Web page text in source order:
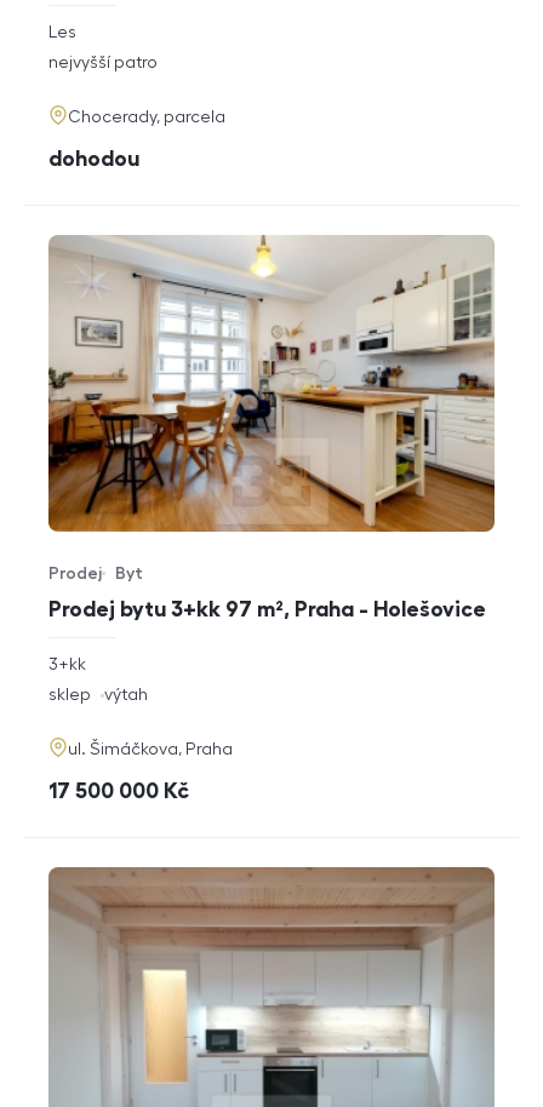
rozměry
dispozice
Les
funkce
nejvyšší patro
adresa
Chocerady, parcela
cena
dohodou
Prodej bytu 3+kk 97 m², Praha - Holešovice
Typ nabídky
Prodej
Typ nemovitosti
Byt
rozměry
dispozice
3+kk
funkce
sklep výtah
adresa
ul. Šimáčkova, Praha
cena
17 500 000 Kč